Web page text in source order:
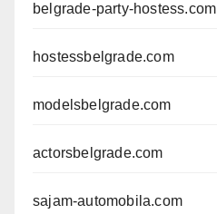
belgrade-party-hostess.com
hostessbelgrade.com
modelsbelgrade.com
actorsbelgrade.com
sajam-automobila.com